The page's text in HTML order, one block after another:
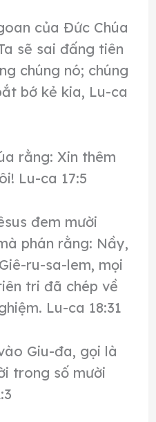
của Đức Chúa
sẽ sai đấng tiên
chúng nó; chúng
bớ kẻ kia, Lu-ca
rằng: Xin thêm
Lu-ca 17:5
đem mười
phán rằng: Nầy,
ru-sa-lem, mọi
tri đã chép về
Lu-ca 18:31
Giu-đa, gọi là
trong số mười